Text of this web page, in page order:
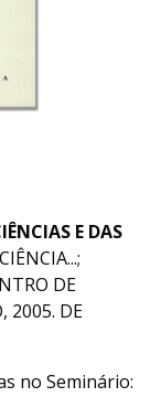
E DAS
DE
2005. DE
no Seminário: